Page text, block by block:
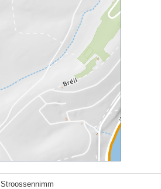
Stroossennimm